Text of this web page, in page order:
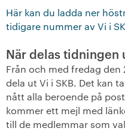
Här kan du ladda ner
tidigare nummer av Vi i
När delas tidningen
Från och med fredag
dela ut Vi i SKB. Det kan
nått alla beroende på
kommer ett mejl med
till de medlemmar som